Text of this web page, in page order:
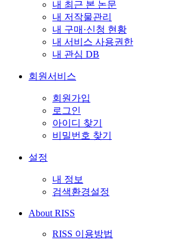
내 최근 본 논문
내 저작물관리
내 구매·신청 현황
내 서비스 사용권한
내 관심 DB
회원서비스
회원가입
로그인
아이디 찾기
비밀번호 찾기
설정
내 정보
검색환경설정
About RISS
RISS 이용방법